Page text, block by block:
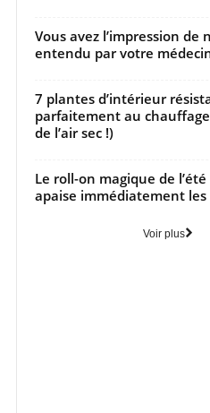
Vous avez l’impression de
entendu par votre
7 plantes d’intérieur
parfaitement au
de l’air sec !)
Le roll-on magique de
apaise immédiatement les
Voir plus